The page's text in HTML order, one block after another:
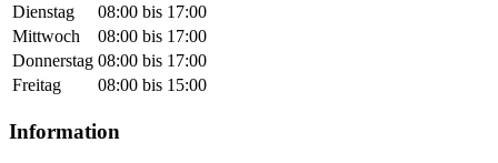
Dienstag
08:00 bis 17:00
Mittwoch
08:00 bis 17:00
Donnerstag 08:00 bis 17:00
Freitag
08:00 bis 15:00
Information